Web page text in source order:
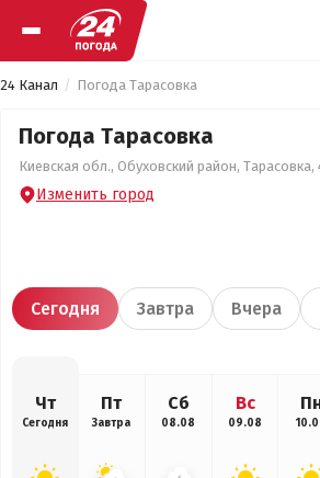
24 Канал Погода Тарасовка
Погода Тарасовка
Киевская обл., Обуховский район, Тарасовка,
Изменить город
Сегодня Завтра Вчера
Чт
Сегодня
Пт
Завтра
Сб
08.08
Вс
09.08